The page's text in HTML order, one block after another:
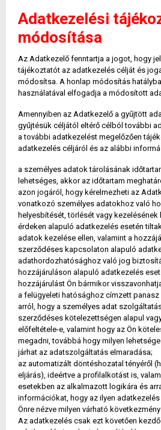
Adatkezelési
módosítása
Az Adatkezelő fenntartja a jogot, hogy
tájékoztatót az adatkezelés célját és
módosítsa. A honlap módosítás
használatával elfogadja a módosított
Amennyiben az Adatkezelő a gyűjtött
gyűjtésük céljától eltérő célból további
a további adatkezelést megelőzően
adatkezelés céljáról és az alábbi
a személyes adatok tárolásának
lehetséges, akkor az időtartam
azon jogáról, hogy kérelmezheti az
vonatkozó személyes adatokhoz való
helyesbítését, törlését vagy
érdeken alapuló adatkezelés esetén
adatok kezelése ellen, valamint a
szerződéses kapcsolaton alapuló
adathordozhatósághoz való jog
hozzájáruláson alapuló adatkezelés
hozzájárulást Ön bármikor
a felügyeleti hatósághoz címzett
arról, hogy a személyes adat
szerződéses kötelezettségen alapul
előfeltétele-e, valamint hogy az Ön
megadni, továbbá hogy milyen
járhat az adatszolgáltatás elmaradása;
az automatizált döntéshozatal tényéről
eljárás), ideértve a profilalkotást is,
esetekben az alkalmazott logikára és
információkat, hogy az ilyen
Önre nézve milyen várható
Az adatkezelés csak ezt követően